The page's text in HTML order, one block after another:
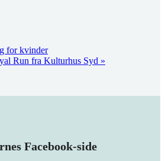
for kvinder
Run fra Kulturhus Syd »
Facebook-side